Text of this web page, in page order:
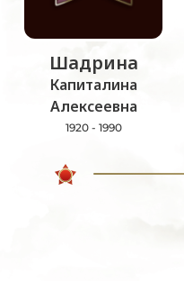
Шадрина
Капиталина
Алексеевна
1920 - 1990